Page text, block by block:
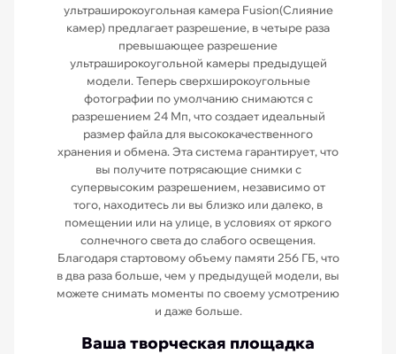
ультраширокоугольная камера Fusion(Слияние
камер) предлагает разрешение, в четыре раза
превышающее разрешение
ультраширокоугольной камеры предыдущей
модели. Теперь сверхширокоугольные
фотографии по умолчанию снимаются с
разрешением 24 Мп, что создает идеальный
размер файла для высококачественного
хранения и обмена. Эта система гарантирует, что
вы получите потрясающие снимки с
супервысоким разрешением, независимо от
того, находитесь ли вы близко или далеко, в
помещении или на улице, в условиях от яркого
солнечного света до слабого освещения.
Благодаря стартовому объему памяти 256 ГБ, что
в два раза больше, чем у предыдущей модели, вы
можете снимать моменты по своему усмотрению
и даже больше.
Ваша творческая площадка